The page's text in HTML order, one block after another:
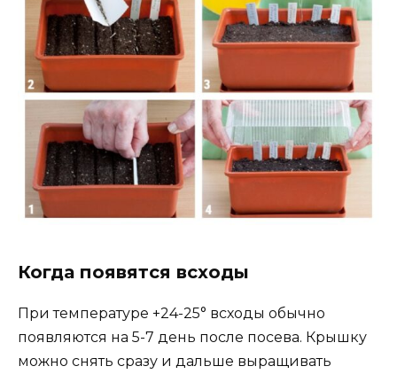
Когда появятся всходы
При температуре +24-25° всходы обычно
появляются на 5-7 день после посева. Крышку
можно снять сразу и дальше выращивать